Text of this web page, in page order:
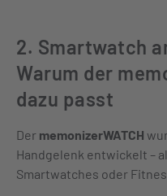
2. Smartwatch
Warum der
dazu passt
Der memonizerWATCH
Handgelenk entwickelt –
Smartwatches oder